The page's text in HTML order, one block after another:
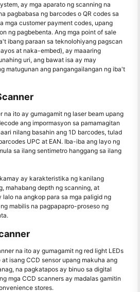
ay mga aparato ng scanning na
pagbabasa ng barcodes o QR codes sa
mga customer payment codes, upang
ng pagbebenta. Ang mga point of sale
ibang paraan sa teknolohiyang pagscan
at naka-embed), ay maaaring
uri, ang bawat isa ay may
matugunan ang pangangailangan ng iba't
na ito ay gumagamit ng laser beam upang
ang impormasyon sa pamamagitan
nilang basahin ang 1D barcodes, tulad
UPC at EAN. Iba-iba ang layo ng
sa ilang sentimetro hanggang sa ilang
ay karakteristika ng kanilang
mahabang depth ng scanning, at
lalo na angkop para sa mga paligid ng
mabilis na pagpapapro-proseso ng
na ito ay gumagamit ng red light LEDs
isang CCD sensor upang makuha ang
na pagkatapos ay binuo sa digital
mga CCD scanners ay madalas gamitin
stores.